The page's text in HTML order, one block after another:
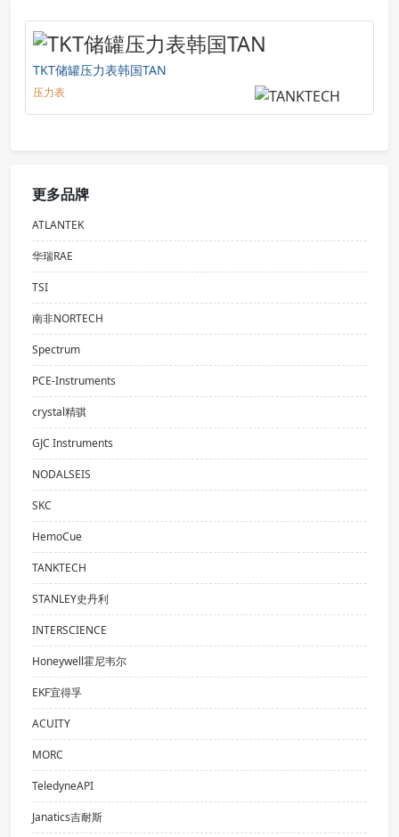
TKT储罐压力表韩国TAN
压力表
更多品牌
ATLANTEK
华瑞RAE
TSI
南非NORTECH
Spectrum
PCE-Instruments
crystal精骐
GJC Instruments
NODALSEIS
SKC
HemoCue
TANKTECH
STANLEY史丹利
INTERSCIENCE
Honeywell霍尼韦尔
EKF宜得孚
ACUITY
MORC
TeledyneAPI
Janatics吉耐斯